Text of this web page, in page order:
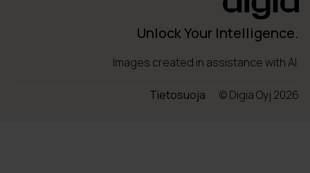
Unlock Your Intelligence.
Images created in assistance with AI.
Tietosuoja © Digia Oyj 2026